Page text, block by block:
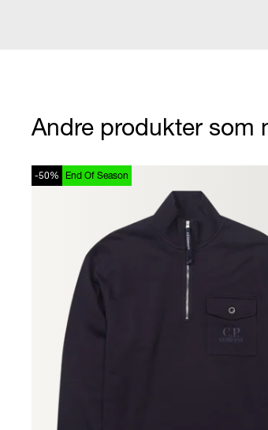
Andre produkter som
-50% End Of Season